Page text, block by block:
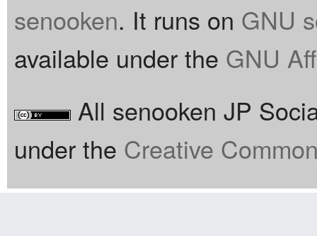
senooken. It runs on GNU
available under the GNU
All senooken JP
under the Creative